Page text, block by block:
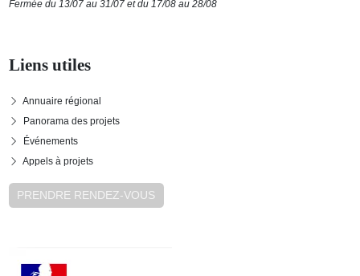
Fermée du 13/07 au 31/07 et du 17/08 au 28/08
Liens utiles
Annuaire régional
Panorama des projets
Événements
Appels à projets
PRENDRE RENDEZ-VOUS